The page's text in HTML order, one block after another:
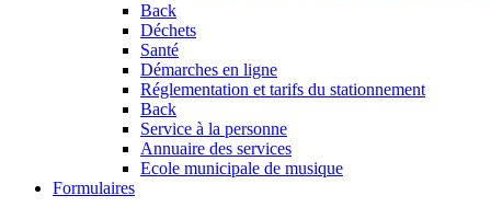
Back
Déchets
Santé
Démarches en ligne
Réglementation et tarifs du stationnement
Back
Service à la personne
Annuaire des services
Ecole municipale de musique
Formulaires